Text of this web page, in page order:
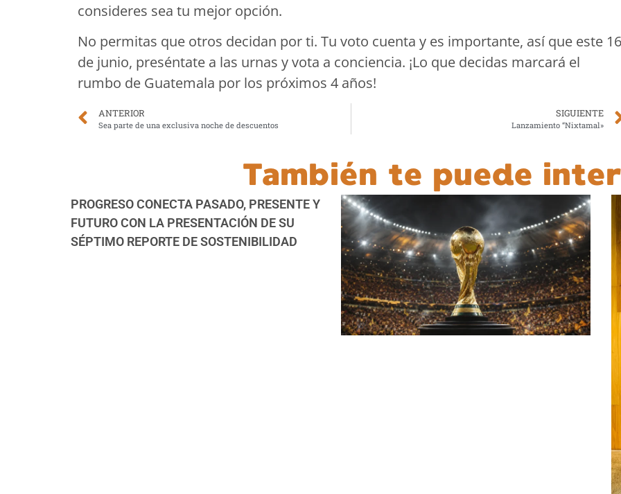
consideres sea tu mejor opción.
No permitas que otros decidan por ti. Tu voto cuenta y es importante, así que este 16
de junio, preséntate a las urnas y vota a conciencia. ¡Lo que decidas marcará el
rumbo de Guatemala por los próximos 4 años!
ANTERIOR
Sea parte de una exclusiva noche de descuentos
SIGUIENTE
Lanzamiento “Nixtamal»
También te puede
PROGRESO CONECTA PASADO, PRESENTE Y
FUTURO CON LA PRESENTACIÓN DE SU
SÉPTIMO REPORTE DE SOSTENIBILIDAD